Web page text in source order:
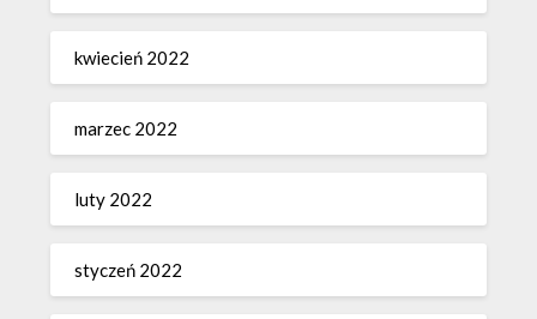
kwiecień 2022
marzec 2022
luty 2022
styczeń 2022